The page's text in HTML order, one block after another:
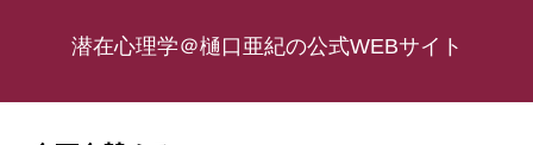
潜在心理学＠樋口亜紀の公式WEBサイト